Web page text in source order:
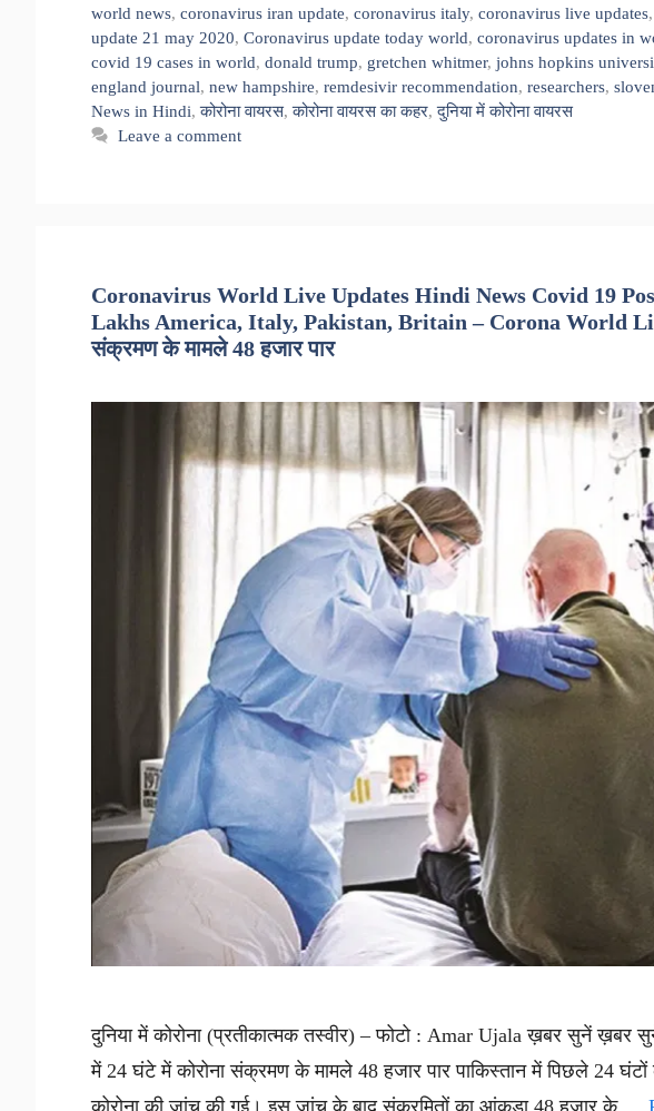
world news, coronavirus iran update, coronavirus italy, coronavirus live updates,
update 21 may 2020, Coronavirus update today world, coronavirus updates in
covid 19 cases in world, donald trump, gretchen whitmer, johns hopkins
england journal, new hampshire, remdesivir recommendation, researchers,
News in Hindi,कोरोना वायरस,कोरोना वायरस का कहर,दुनिया में कोरोना वायरस
Leave a comment
Coronavirus World Live Updates Hindi News Covid 19
Lakhs America, Italy, Pakistan, Britain – Corona World
संक्रमण के मामले 48 हजार पार
दुनिया में कोरोना (प्रतीकात्मक तस्वीर) – फोटो : Amar Ujala ख़बर सुनें ख़बर
में 24 घंटे में कोरोना संक्रमण के मामले 48 हजार पार पाकिस्तान में पिछले 24